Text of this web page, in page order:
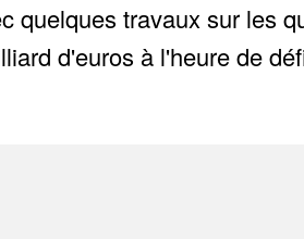
quelques travaux sur les
d'euros à l'heure de